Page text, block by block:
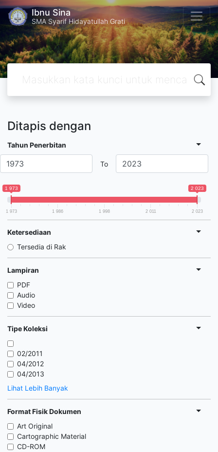
Ibnu Sina
SMA Syarif Hidayatullah Grati
Ditapis dengan
Tahun Penerbitan
To
1 973 2 023
1 973 1 986 1 998 2 011 2 023
Ketersediaan
Tersedia di Rak
Lampiran
PDF
Audio
Video
Tipe Koleksi
02/2011
04/2012
04/2013
Lihat Lebih Banyak
Format Fisik Dokumen
Art Original
Cartographic Material
CD-ROM